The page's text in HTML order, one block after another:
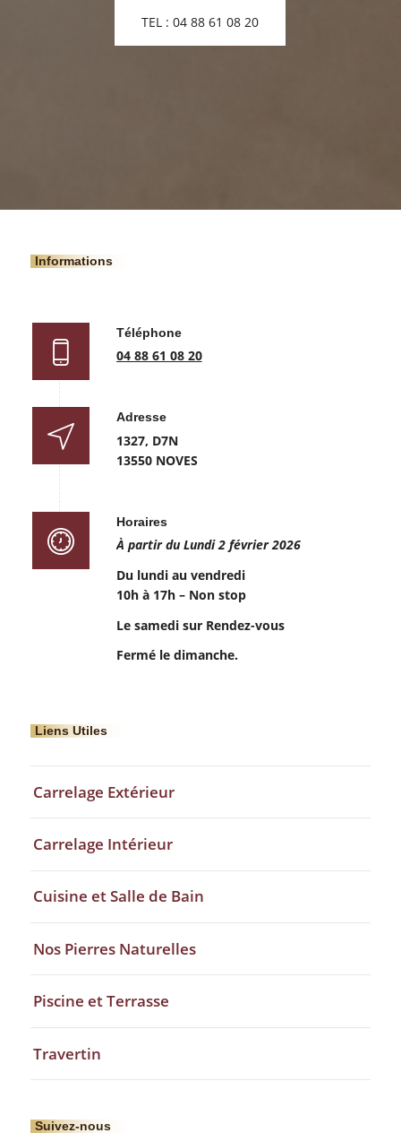
TEL : 04 88 61 08 20
Informations
Téléphone
04 88 61 08 20
Adresse
1327, D7N
13550 NOVES
Horaires
À partir du Lundi 2 février 2026
Du lundi au vendredi
10h à 17h – Non stop
Le samedi sur Rendez-vous
Fermé le dimanche.
Liens Utiles
Carrelage Extérieur
Carrelage Intérieur
Cuisine et Salle de Bain
Nos Pierres Naturelles
Piscine et Terrasse
Travertin
Suivez-nous